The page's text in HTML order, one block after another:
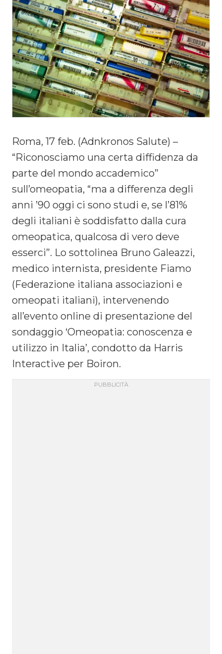
Roma, 17 feb. (Adnkronos Salute) –
“Riconosciamo una certa diffidenza da
parte del mondo accademico”
sull’omeopatia, “ma a differenza degli
anni ’90 oggi ci sono studi e, se l’81%
degli italiani è soddisfatto dalla cura
omeopatica, qualcosa di vero deve
esserci”. Lo sottolinea Bruno Galeazzi,
medico internista, presidente Fiamo
(Federazione italiana associazioni e
omeopati italiani), intervenendo
all’evento online di presentazione del
sondaggio ‘Omeopatia: conoscenza e
utilizzo in Italia’, condotto da Harris
Interactive per Boiron.